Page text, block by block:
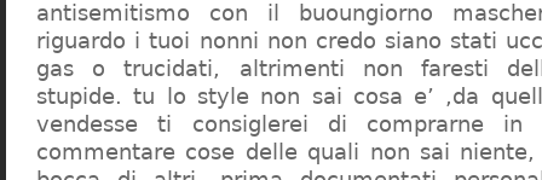
antisemitismo con il buoungiorno
riguardo i tuoi nonni non credo siano stati
gas o trucidati, altrimenti non faresti
stupide. tu lo style non sai cosa e’ ,da
vendesse ti consiglerei di comprarne in
commentare cose delle quali non sai